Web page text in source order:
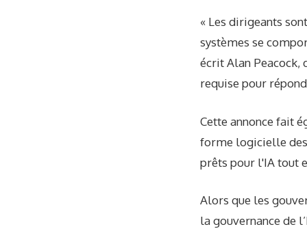
« Les dirigeants
systèmes se
écrit Alan
requise pour
Cette annonce fait
forme logicielle
prêts pour l'IA tout
Alors que les
la gouvernance de